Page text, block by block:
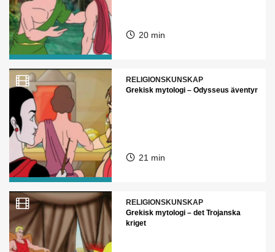
20 min
RELIGIONSKUNSKAP
Grekisk mytologi – Odysseus äventyr
21 min
RELIGIONSKUNSKAP
Grekisk mytologi – det Trojanska
kriget